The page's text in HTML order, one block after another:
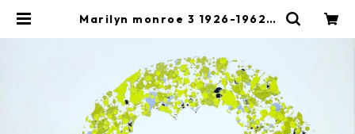
Marilyn monroe 3 1926-1962 /